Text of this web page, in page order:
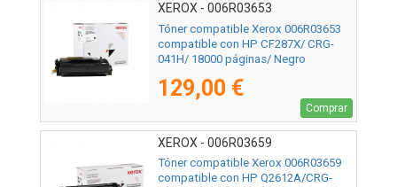
XEROX - 006R03653
Tóner compatible Xerox 006R03653
compatible con HP CF287X/ CRG-
041H/ 18000 páginas/ Negro
129,00 €
Comprar
XEROX - 006R03659
Tóner compatible Xerox 006R03659
compatible con HP Q2612A/CRG-